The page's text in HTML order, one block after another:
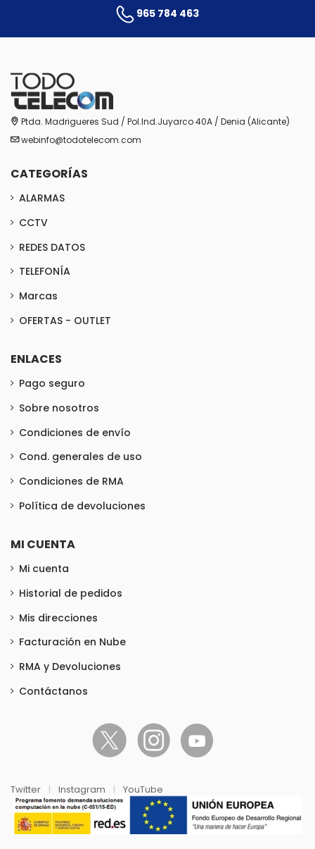
965 784 463
Ptda. Madrigueres Sud / Pol.Ind.Juyarco 40A / Denia (Alicante)
webinfo@todotelecom.com
CATEGORÍAS
ALARMAS
CCTV
REDES DATOS
TELEFONÍA
Marcas
OFERTAS - OUTLET
ENLACES
Pago seguro
Sobre nosotros
Condiciones de envío
Cond. generales de uso
Condiciones de RMA
Política de devoluciones
MI CUENTA
Mi cuenta
Historial de pedidos
Mis direcciones
Facturación en Nube
RMA y Devoluciones
Contáctanos
Twitter | Instagram | YouTube